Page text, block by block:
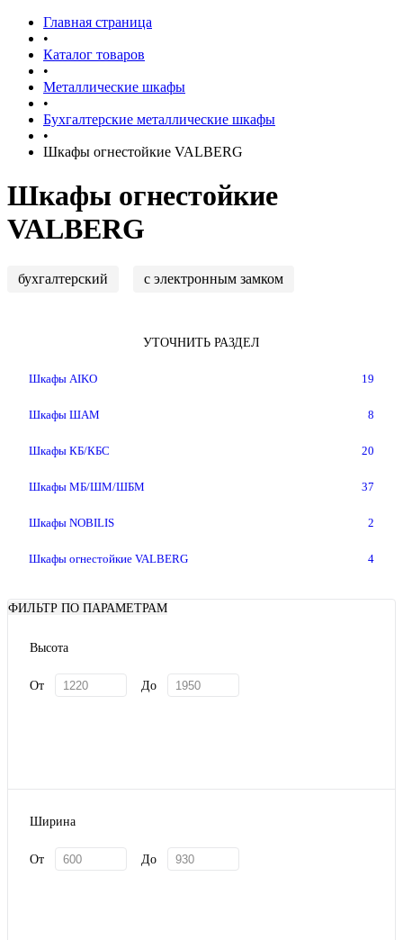
Главная страница
•
Каталог товаров
•
Металлические шкафы
•
Бухгалтерские металлические шкафы
•
Шкафы огнестойкие VALBERG
Шкафы огнестойкие
VALBERG
бухгалтерский с электронным замком
УТОЧНИТЬ РАЗДЕЛ
Шкафы AIKO 19
Шкафы ШАМ 8
Шкафы КБ/КБС 20
Шкафы МБ/ШМ/ШБМ 37
Шкафы NOBILIS 2
Шкафы огнестойкие VALBERG 4
ФИЛЬТР ПО ПАРАМЕТРАМ
Высота
От До
Ширина
От До